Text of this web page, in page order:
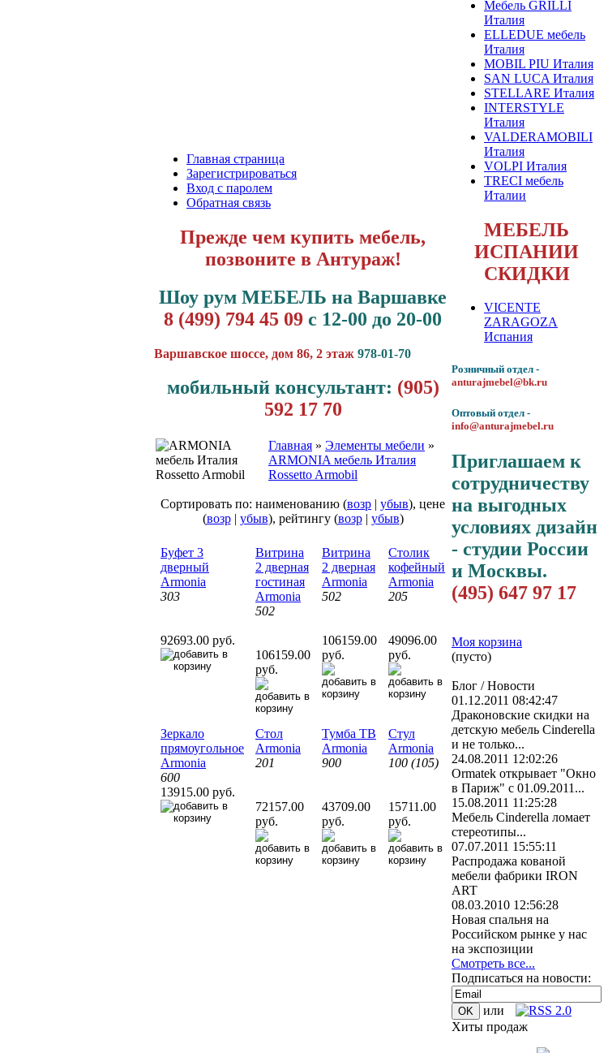
Главная страница
Зарегистрироваться
Вход с паролем
Обратная связь
Прежде чем купить мебель,
позвоните в Антураж!
Шоу рум МЕБЕЛЬ на Варшавке
8 (499) 794 45 09 с 12-00 до 20-00
Варшавское шоссе, дом 86, 2 этаж 978-01-70
мобильный консультант: (905)
592 17 70
Главная » Элементы мебели »
ARMONIA мебель Италия
Rossetto Armobil
Сортировать по: наименованию (возр | убыв), цене
(возр| убыв), рейтингу (возр| убыв)
Буфет 3
дверный
Armonia
303
92693.00 руб.
Витрина
2 дверная
гостиная
Armonia
502
106159.00
руб.
Витрина
2 дверная
Armonia
502
106159.00
руб.
Столик
кофейный
Armonia
205
49096.00
руб.
Зеркало
прямоугольное
Armonia
600
13915.00 руб.
Стол
Armonia
201
72157.00
руб.
Тумба ТВ
Armonia
900
43709.00
руб.
Стул
Armonia
100 (105)
15711.00
руб.
Мебель GRILLI
Италия
ELLEDUE мебель
Италия
MOBIL PIU Италия
SAN LUCA Италия
STELLARE Италия
INTERSTYLE
Италия
VALDERAMOBILI
Италия
VOLPI Италия
TRECI мебель
Италии
МЕБЕЛЬ
ИСПАНИИ
СКИДКИ
VICENTE
ZARAGOZA
Испания
Розничный отдел -
anturajmebel@bk.ru
Оптовый отдел -
info@anturajmebel.ru
Приглашаем к
сотрудничеству
на выгодных
условиях дизайн
- студии России
и Москвы.
(495) 647 97 17
Моя корзина
(пусто)
Блог / Новости
01.12.2011 08:42:47
Драконовские скидки на
детскую мебель Cinderella
и не только...
24.08.2011 12:02:26
Ormatek открывает "Окно
в Париж" с 01.09.2011...
15.08.2011 11:25:28
Мебель Cinderella ломает
стереотипы...
07.07.2011 15:55:11
Распродажа кованой
мебели фабрики IRON
ART
08.03.2010 12:56:28
Новая спальня на
Российском рынке у нас
на экспозиции
Смотреть все...
Подписаться на новости:
или
Хиты продаж